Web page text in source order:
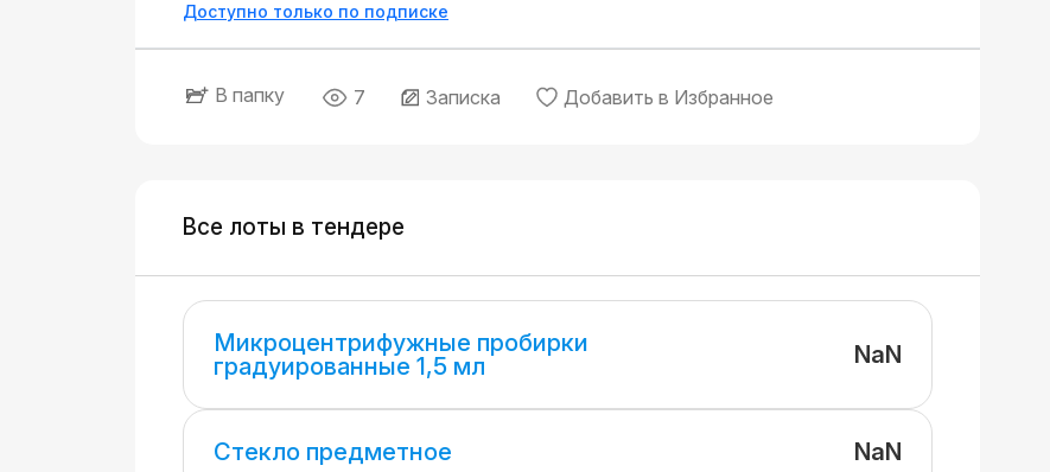
Доступно только по подписке
В папку 7 Записка Добавить в Избранное
Все лоты в тендере
Микроцентрифужные пробирки
градуированные 1,5 мл
NaN
Стекло предметное NaN